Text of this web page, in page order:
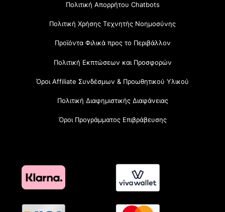
Πολιτική Απορρήτου Chatbots
Πολιτική Χρήσης Τεχνητής Νοημοσύνης
Προϊόντα Φιλικά προς το Περιβάλλον
Πολιτική Εκπτώσεων και Προσφορών
Όροι Affiliate Συνδέσμων & Προωθητικού Υλικού
Πολιτική Διαφημιστικής Διαφάνειας
Όροι Προγράμματος Επιβράβευσης